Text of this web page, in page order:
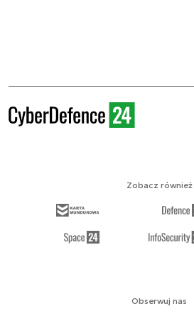
Obserwuj nas
Zobacz również